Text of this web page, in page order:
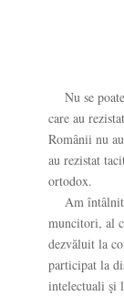
Nu se
care au
Românii nu
au rezistat
ortodox.
Am întâlnit
muncitori, al
dezvăluit la
participat la
intelectuali şi